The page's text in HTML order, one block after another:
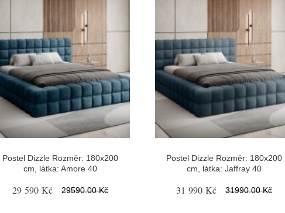
Postel Dizzle Rozměr: 180x200
cm, látka: Amore 40
29 590 Kč 29590.00 Kč
Postel Dizzle Rozměr: 180x200
cm, látka: Jaffray 40
31 990 Kč 31990.00 Kč